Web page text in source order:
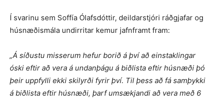
Í svarinu sem Soffía Ólafsdóttir, deildarstjóri ráðgjafar og
húsnæðismála undirritar kemur jafnframt fram:
„Á síðustu misserum hefur borið á því að einstaklingar
óski eftir að vera á undanþágu á biðlista eftir húsnæði þó
þeir uppfylli ekki skilyrði fyrir því. Til þess að fá samþykki
á biðlista eftir húsnæði, þarf umsækjandi að vera með 6